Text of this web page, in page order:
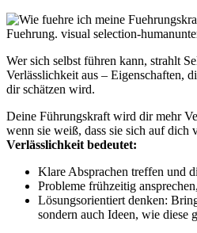
Wer sich selbst führen kann, strahlt
Verlässlichkeit aus – Eigenschaften,
dir schätzen wird.
Deine Führungskraft wird dir mehr
wenn sie weiß, dass sie sich auf dich
Verlässlichkeit bedeutet:
Klare Absprachen treffen und
Probleme frühzeitig
Lösungsorientiert denken:
sondern auch Ideen, wie diese